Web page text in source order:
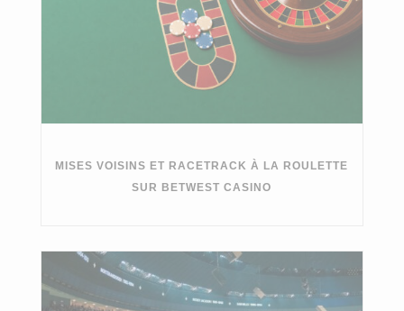
MISES VOISINS ET RACETRACK À LA ROULETTE
SUR BETWEST CASINO